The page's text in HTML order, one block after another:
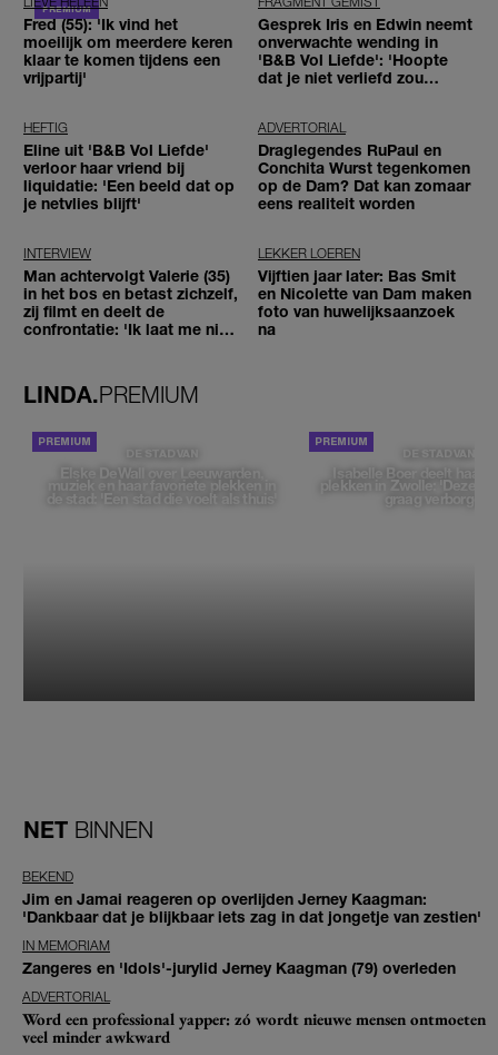
Fred (55): 'Ik vind het
moeilijk om meerdere keren
klaar te komen tijdens een
vrijpartij'
Gesprek Iris en Edwin neemt
onverwachte wending in
'B&B Vol Liefde': 'Hoopte
dat je niet verliefd zou
HEFTIG
Eline uit 'B&B Vol Liefde'
verloor haar vriend bij
liquidatie: 'Een beeld dat op
je netvlies blijft'
ADVERTORIAL
Draglegendes RuPaul en
Conchita Wurst tegenkomen
op de Dam? Dat kan zomaar
eens realiteit worden
INTERVIEW
Man achtervolgt Valerie (35)
in het bos en betast zichzelf,
zij filmt en deelt de
confrontatie: 'Ik laat me niet
LEKKER LOEREN
Vijftien jaar later: Bas Smit
en Nicolette van Dam maken
foto van huwelijksaanzoek
na
LINDA.PREMIUM
DE STAD VAN
Elske DeWall over Leeuwarden,
muziek en haar favoriete plekken in
de stad: 'Een stad die voelt als thuis'
DE STAD VAN
Isabelle Boer deelt haar
plekken in Zwolle: 'Deze
graag verborgen'
NET BINNEN
BEKEND
Jim en Jamai reageren op overlijden Jerney Kaagman:
'Dankbaar dat je blijkbaar iets zag in dat jongetje van zestien'
IN MEMORIAM
Zangeres en 'Idols'-jurylid Jerney Kaagman (79) overleden
ADVERTORIAL
Word een professional yapper: zó wordt nieuwe mensen ontmoeten
veel minder awkward